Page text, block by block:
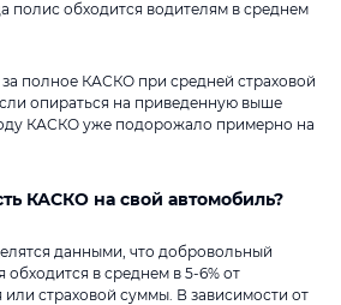
полис обходится водителям в среднем
за полное КАСКО при средней страховой
опираться на приведенную выше
КАСКО уже подорожало примерно на
КАСКО на свой автомобиль?
данными, что добровольный
обходится в среднем в 5-6% от
страховой суммы. В зависимости от